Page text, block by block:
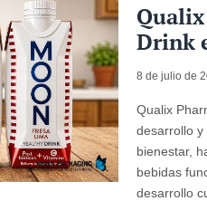
Drink
8 de julio de
Qualix
desarrollo
bienestar,
bebidas
desarrollo